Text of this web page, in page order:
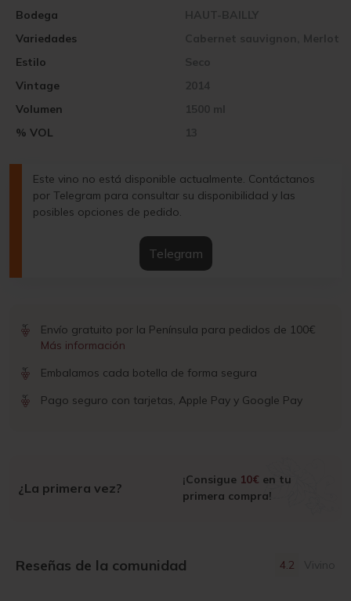
Vintage 2014
Volumen 1500 ml
Bodega HAUT-BAILLY
% VOL 13
Variedades
Cabernet sauvignon, Merlot
Estilo
Seco
Este vino no está disponible actualmente. Contáctanos
por Telegram para consultar su disponibilidad y las
posibles opciones de pedido.
Telegram
Envío gratuito por la Península para pedidos de 100€
Más información
Embalamos cada botella de forma segura
Pago seguro con tarjetas, Apple Pay y Google Pay
¿La primera vez?
¡Consigue 10€ en tu
primera compra!
Reseñas de la comunidad 4.2 Vivino